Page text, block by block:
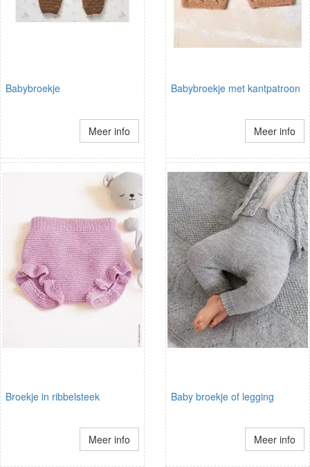
Babybroekje
Meer info
Babybroekje met kantpatroon
Meer info
Broekje in ribbelsteek
Meer info
Baby broekje of legging
Meer info